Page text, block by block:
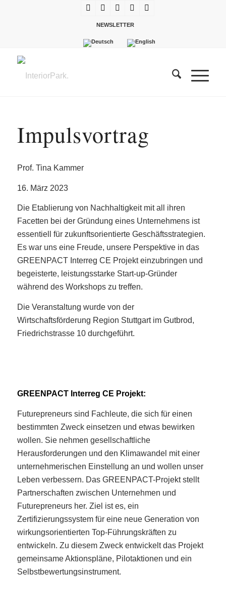
NEWSLETTER
Impulsvortrag
Prof. Tina Kammer
16. März 2023
Die Etablierung von Nachhaltigkeit mit all ihren
Facetten bei der Gründung eines Unternehmens ist
essentiell für zukunftsorientierte Geschäftsstrategien.
Es war uns eine Freude, unsere Perspektive in das
GREENPACT Interreg CE Projekt einzubringen und
begeisterte, leistungsstarke Start-up-Gründer
während des Workshops zu treffen.
Die Veranstaltung wurde von der
Wirtschaftsförderung Region Stuttgart im Gutbrod,
Friedrichstrasse 10 durchgeführt.
GREENPACT Interreg CE Projekt:
Futurepreneurs sind Fachleute, die sich für einen
bestimmten Zweck einsetzen und etwas bewirken
wollen. Sie nehmen gesellschaftliche
Herausforderungen und den Klimawandel mit einer
unternehmerischen Einstellung an und wollen unser
Leben verbessern. Das GREENPACT-Projekt stellt
Partnerschaften zwischen Unternehmen und
Futurepreneurs her. Ziel ist es, ein
Zertifizierungssystem für eine neue Generation von
wirkungsorientierten Top-Führungskräften zu
entwickeln. Zu diesem Zweck entwickelt das Projekt
gemeinsame Aktionspläne, Pilotaktionen und ein
Selbstbewertungsinstrument.